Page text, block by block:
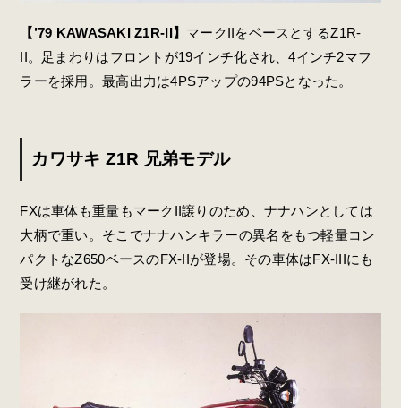
【’79 KAWASAKI Z1R-II】 マークIIをベースとするZ1R-
II。足まわりはフロントが19インチ化され、4インチ2マフ
ラーを採用。最高出力は4PSアップの94PSとなった。
カワサキ Z1R 兄弟モデル
FXは車体も重量もマークII譲りのため、ナナハンとしては
大柄で重い。そこでナナハンキラーの異名をもつ軽量コン
パクトなZ650ベースのFX-IIが登場。その車体はFX-IIIにも
受け継がれた。